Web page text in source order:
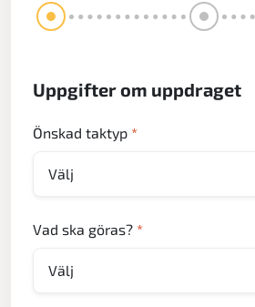
Uppgifter om uppdraget
Önskad taktyp *
Vad ska göras? *